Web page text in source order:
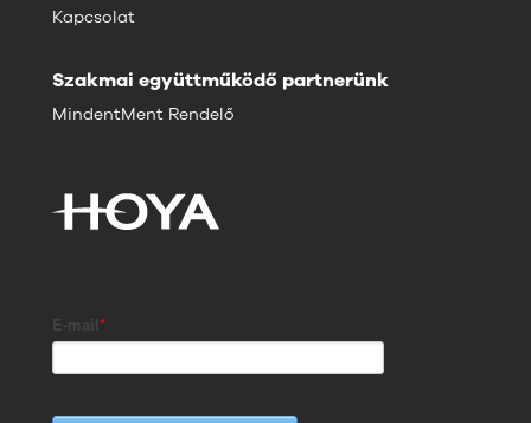
Kapcsolat
Szakmai együttműködő partnerünk
MindentMent Rendelő